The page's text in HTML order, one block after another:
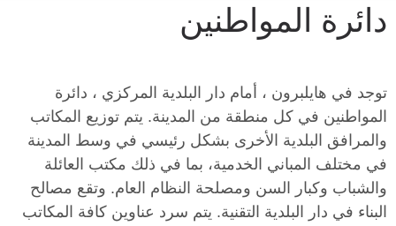
دائرة المواطنين
توجد في هايلبرون ، أمام دار البلدية المركزي ، دائرة
المواطنين في كل منطقة من المدينة. يتم توزيع المكاتب
والمرافق البلدية الأخرى بشكل رئيسي في وسط المدينة
في مختلف المباني الخدمية، بما في ذلك مكتب العائلة
والشباب وكبار السن ومصلحة النظام العام. وتقع مصالح
البناء في دار البلدية التقنية. يتم سرد عناوين كافة المكاتب